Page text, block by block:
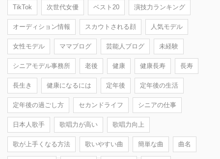
TikTok 次世代女優 ベスト20 演技力ランキング
オーディション情報 スカウトされる顔 人気モデル
女性モデル ママブログ 芸能人ブログ 未経験
シニアモデル事務所 老後 健康 健康長寿 長寿
長生き 健康になるには 定年後 定年後の生活
定年後の過ごし方 セカンドライフ シニアの仕事
日本人歌手 歌唱力が高い 歌唱力向上
歌が上手くなる方法 歌いやすい曲 簡単な曲 曲名